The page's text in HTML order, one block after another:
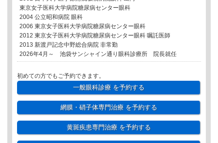
東京女子医科大学病院糖尿病センター眼科
2004 公立昭和病院 眼科
2006 東京女子医科大学病院糖尿病センター眼科
2012 東京女子医科大学病院糖尿病センター眼科 嘱託医師
2013 新渡戸記念中野総合病院 非常勤
2026年4月～ 池袋サンシャイン通り眼科診療所 院長就任
初めての方でもご予約できます。
一般眼科診療を予約する
網膜・硝子体専門治療を予約する
黄斑疾患専門治療を予約する